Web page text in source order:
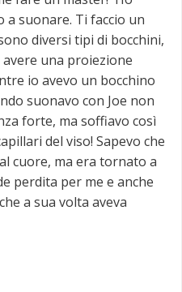
suonare. Ti faccio un
diversi tipi di bocchini,
una proiezione
io avevo un bocchino
suonavo con Joe non
forte, ma soffiavo così
del viso! Sapevo che
cuore, ma era tornato a
perdita per me e anche
a sua volta aveva